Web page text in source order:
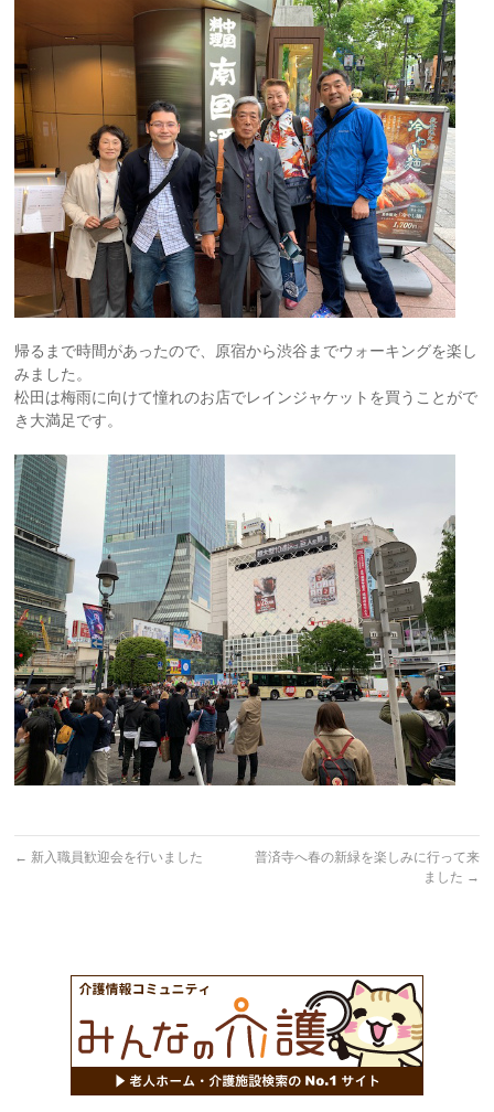
帰るまで時間があったので、原宿から渋谷までウォーキングを楽し
みました。
松田は梅雨に向けて憧れのお店でレインジャケットを買うことがで
き大満足です。
← 新入職員歓迎会を行いました
普済寺へ春の新緑を楽しみに行って来
ました →